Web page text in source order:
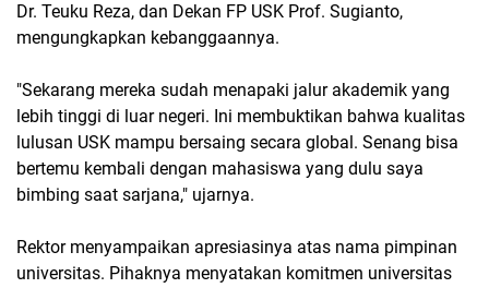
Dr. Teuku Reza, dan Dekan FP USK Prof. Sugianto,
mengungkapkan kebanggaannya.
"Sekarang mereka sudah menapaki jalur akademik yang
lebih tinggi di luar negeri. Ini membuktikan bahwa kualitas
lulusan USK mampu bersaing secara global. Senang bisa
bertemu kembali dengan mahasiswa yang dulu saya
bimbing saat sarjana," ujarnya.
Rektor menyampaikan apresiasinya atas nama pimpinan
universitas. Pihaknya menyatakan komitmen universitas